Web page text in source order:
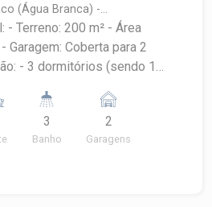
(Água Branca) -
200 m² - Área
- Duchas
- Esquadrias
controle remoto nos
3
Banho
2
Garagens